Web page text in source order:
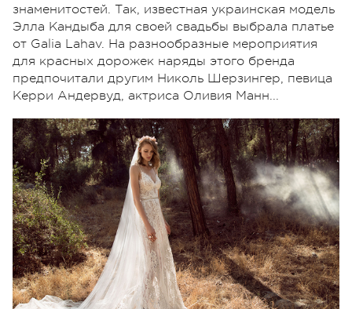
знаменитостей. Так, известная украинская модель
Элла Кандыба для своей свадьбы выбрала платье
от Galia Lahav. На разнообразные мероприятия
для красных дорожек наряды этого бренда
предпочитали другим Николь Шерзингер, певица
Керри Андервуд, актриса Оливия Манн...